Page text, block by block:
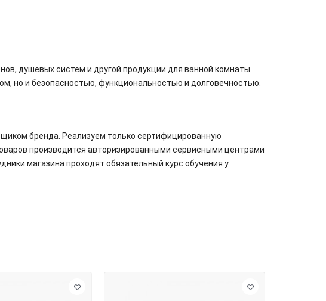
душевых систем и другой продукции для ванной комнаты.
но и безопасностью, функциональностью и долговечностью.
бренда. Реализуем только сертифицированную
производится авторизированными сервисными центрами
магазина проходят обязательный курс обучения у